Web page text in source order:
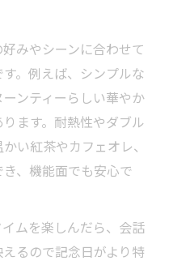
みやシーンに合わせて
。例えば、シンプルな
ンティーらしい華やか
ます。耐熱性やダブル
い紅茶やカフェオレ、
、機能面でも安心で
ムを楽しんだら、会話
るので記念日がより特